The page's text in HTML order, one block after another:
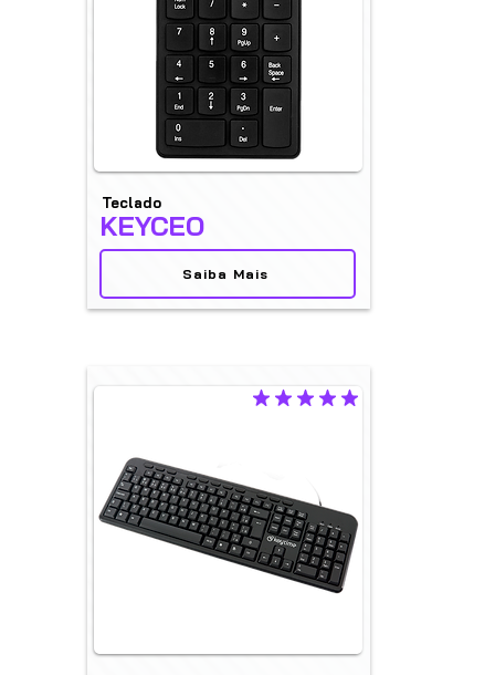
KEYCEO
Teclado
Saiba Mais
la calificación promedio es 5 de 5